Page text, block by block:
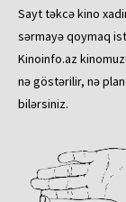
Sayt təkcə kino
sərmayə qoymaq
Kinoinfo.az
nə göstərilir, nə
bilərsiniz.